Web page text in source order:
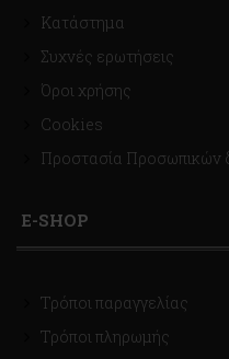
Κατάστημα
Συχνές ερωτήσεις
Όροι χρήσης
Cookies
Προστασία Προσωπικών
E-SHOP
Τρόποι παραγγελίας
Τρόποι πληρωμής